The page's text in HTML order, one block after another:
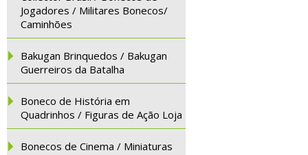
Jogadores / Militares Bonecos/
Caminhões
Bakugan Brinquedos / Bakugan
Guerreiros da Batalha
Boneco de História em
Quadrinhos / Figuras de Ação Loja
Bonecos de Cinema / Miniaturas